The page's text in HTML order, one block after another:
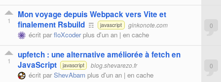
1
Mon voyage depuis Webpack vers Vite et
finalement Rsbuild ☶ javascript ginkonote.com
écrit parfloXcoderplus d'un an | en cache
0
1
upfetch : une alternative améliorée à fetch en
JavaScript
javascript blog.shevarezo.fr
écrit parShevAbam plus d'un an | en cache
0